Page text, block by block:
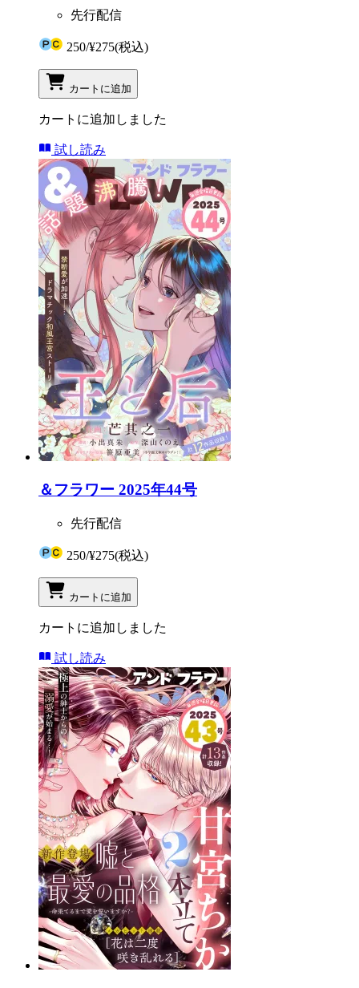
先行配信
250/¥275(税込)
カートに追加
カートに追加しました
試し読み
＆フラワー 2025年44号
先行配信
250/¥275(税込)
カートに追加
カートに追加しました
試し読み